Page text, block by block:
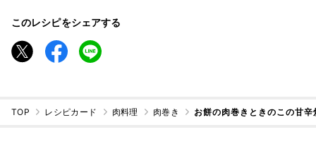
このレシピをシェアする
TOP レシピカード 肉料理 肉巻き お餅の肉巻きときのこの甘辛